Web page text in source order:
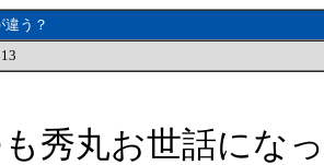
う？
秀丸お世話にな